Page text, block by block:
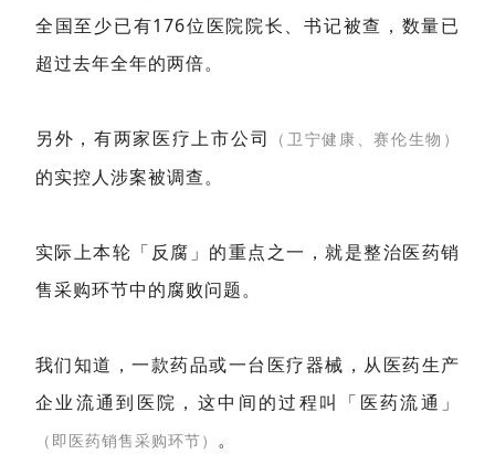
全国至少已有176位医院院长、书记被查，数量已
超过去年全年的两倍。
另外，有两家医疗上市公司 （卫宁健康、赛伦生物）
的实控人涉案被调查。
实际上本轮「反腐」的重点之一，就是整治医药销
售采购环节中的腐败问题。
我们知道，一款药品或一台医疗器械，从医药生产
企业流通到医院，这中间的过程叫「医药流通」
（即医药销售采购环节） 。